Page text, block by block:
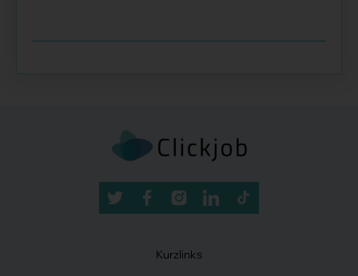
Kurzlinks